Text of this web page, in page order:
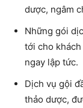
dược, ngâm
Những gói
tới cho
ngay lập tức.
Dịch vụ gội
thảo dược,